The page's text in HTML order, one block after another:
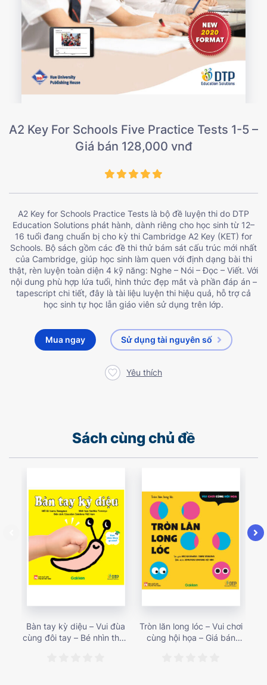
A2 Key For Schools Five Practice Tests 1-5 –
Giá bán 128,000 vnđ
A2 Key for Schools Practice Tests là bộ đề luyện thi do DTP
Education Solutions phát hành, dành riêng cho học sinh từ 12–
16 tuổi đang chuẩn bị cho kỳ thi Cambridge A2 Key (KET) for
Schools. Bộ sách gồm các đề thi thử bám sát cấu trúc mới nhất
của Cambridge, giúp học sinh làm quen với định dạng bài thi
thật, rèn luyện toàn diện 4 kỹ năng: Nghe – Nói – Đọc – Viết. Với
nội dung phù hợp lứa tuổi, hình thức đẹp mắt và phần đáp án –
tapescript chi tiết, đây là tài liệu luyện thi hiệu quả, hỗ trợ cả
học sinh tự học lẫn giáo viên sử dụng trên lớp.
Mua ngay Sử dụng tài nguyên số
Yêu thích
Sách cùng chủ đề
Bàn tay kỳ diệu – Vui đùa
cùng đôi tay – Bé nhìn thấy
Tròn lăn long lóc – Vui chơi
cùng hội họa – Giá bán